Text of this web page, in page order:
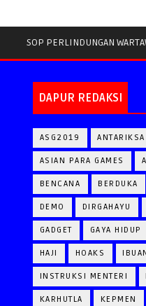
SOP PERLINDUNGAN
DAPUR REDAKSI
ASG2019 ANTARIKSA
ASIAN PARA GAMES
BENCANA BERDUKA
DEMO DIRGAHAYU
GADGET GAYA HIDUP
HAJI HOAKS
INSTRUKSI MENTERI
KARHUTLA KEPMEN